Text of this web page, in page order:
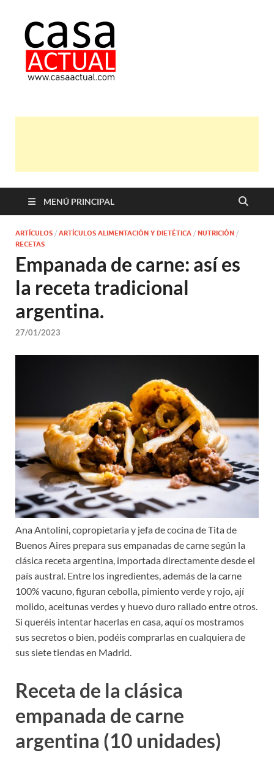
MENÚ PRINCIPAL
ARTÍCULOS / ARTÍCULOS ALIMENTACIÓN Y DIETÉTICA / NUTRICIÓN /
RECETAS
Empanada de carne: así es
la receta tradicional
argentina.
27/01/2023
Ana Antolini, copropietaria y jefa de cocina de Tita de
Buenos Aires prepara sus empanadas de carne según la
clásica receta argentina, importada directamente desde el
país austral. Entre los ingredientes, además de la carne
100% vacuno, figuran cebolla, pimiento verde y rojo, ají
molido, aceitunas verdes y huevo duro rallado entre otros.
Si queréis intentar hacerlas en casa, aquí os mostramos
sus secretos o bien, podéis comprarlas en cualquiera de
sus siete tiendas en Madrid.
Receta de la clásica
empanada de carne
argentina (10 unidades)